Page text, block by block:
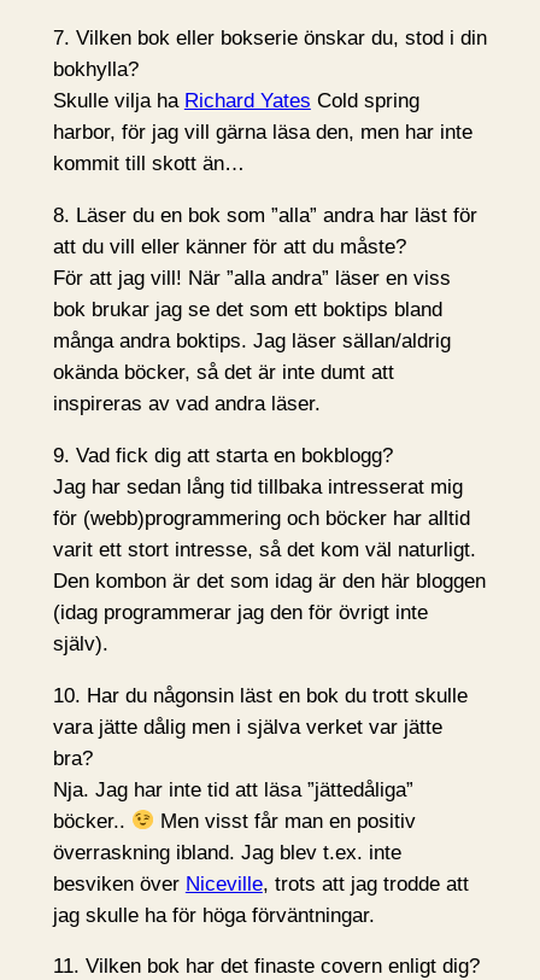
7. Vilken bok eller bokserie önskar du, stod i din
bokhylla?
Skulle vilja ha Richard Yates Cold spring
harbor, för jag vill gärna läsa den, men har inte
kommit till skott än…
8. Läser du en bok som ”alla” andra har läst för
att du vill eller känner för att du måste?
För att jag vill! När ”alla andra” läser en viss
bok brukar jag se det som ett boktips bland
många andra boktips. Jag läser sällan/aldrig
okända böcker, så det är inte dumt att
inspireras av vad andra läser.
9. Vad fick dig att starta en bokblogg?
Jag har sedan lång tid tillbaka intresserat mig
för (webb)programmering och böcker har alltid
varit ett stort intresse, så det kom väl naturligt.
Den kombon är det som idag är den här bloggen
(idag programmerar jag den för övrigt inte
själv).
10. Har du någonsin läst en bok du trott skulle
vara jätte dålig men i själva verket var jätte
bra?
Nja. Jag har inte tid att läsa ”jättedåliga”
böcker..
Men visst får man en positiv
överraskning ibland. Jag blev t.ex. inte
besviken över Niceville, trots att jag trodde att
jag skulle ha för höga förväntningar.
11. Vilken bok har det finaste covern enligt dig?